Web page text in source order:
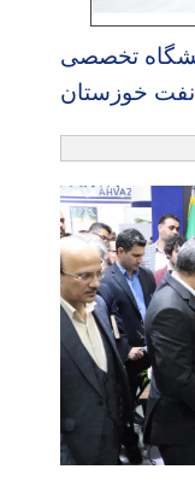
تخصصی
خوزستان